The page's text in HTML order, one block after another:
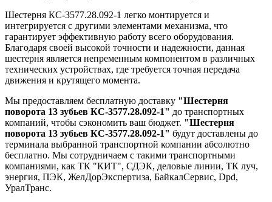
Шестерня КС-3577.28.092-1 легко монтируется и
интегрируется с другими элементами механизма, что
гарантирует эффективную работу всего оборудования.
Благодаря своей высокой точности и надежности, данная
шестерня является непременным компонентом в различных
технических устройствах, где требуется точная передача
движения и крутящего момента.
Мы предоставляем бесплатную доставку "Шестерня
поворота 13 зубьев КС-3577.28.092-1" до транспортных
компаний, чтобы сэкономить ваш бюджет. "Шестерня
поворота 13 зубьев КС-3577.28.092-1" будут доставлены до
терминала выбранной транспортной компании абсолютно
бесплатно. Мы сотрудничаем с такими транспортными
компаниями, как ТК "КИТ", СДЭК, деловые линии, ТК луч,
энергия, ПЭК, ЖелДорЭкспертиза, БайкалСервис, Dpd,
УралТранс.